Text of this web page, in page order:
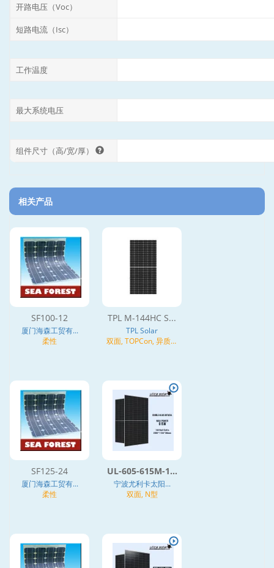
开路电压（Voc）
短路电流（Isc）
工作温度
最大系统电压
组件尺寸（高/宽/厚）
相关产品
SF100-12
厦门海森工贸有...
柔性
TPL M-144HC S...
TPL Solar
双面, TOPCon, 异质结
SF125-24
厦门海森工贸有...
柔性
UL-605-615M-1...
宁波尤利卡太阳...
双面, N型